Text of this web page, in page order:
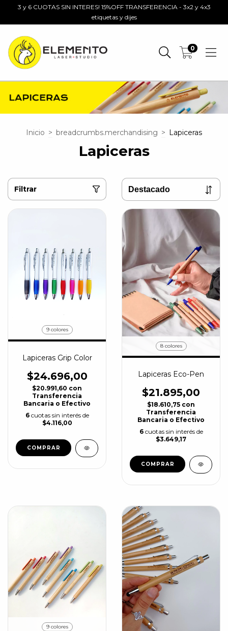
3 y 6 CUOTAS SIN INTERES! 15%OFF TRANSFERENCIA - 3x2 y 4x3
etiquetas y dijes
0
Inicio > breadcrumbs.merchandising > Lapiceras
Lapiceras
Filtrar
9 colores
Lapiceras Grip Color
$24.696,00
$20.991,60 con
Transferencia
Bancaria o Efectivo
6 cuotas sin interés de
$4.116,00
COMPRAR
8 colores
Lapiceras Eco-Pen
$21.895,00
$18.610,75 con
Transferencia
Bancaria o Efectivo
6 cuotas sin interés de
$3.649,17
COMPRAR
9 colores